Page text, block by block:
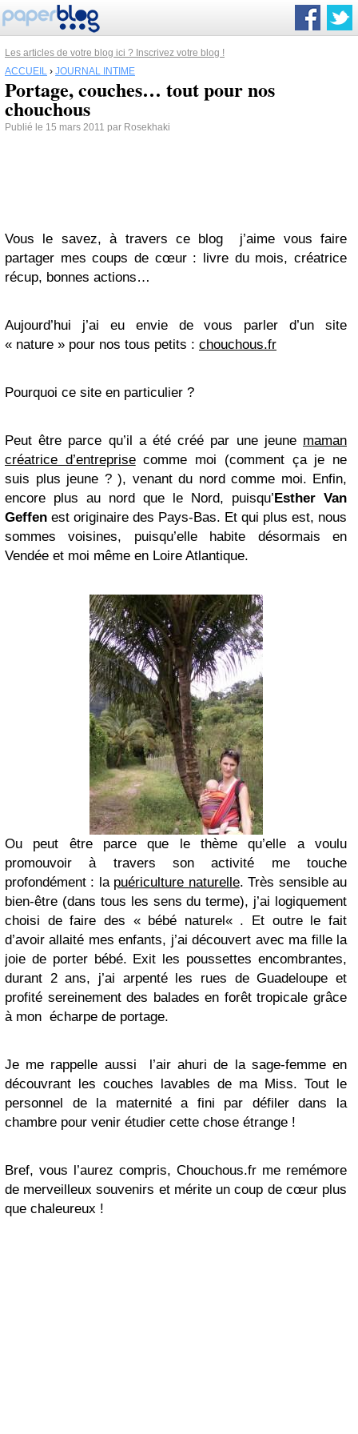
Les articles de votre blog ici ? Inscrivez votre blog !
ACCUEIL › JOURNAL INTIME
Portage, couches… tout pour nos
chouchous
Publié le 15 mars 2011 par Rosekhaki
Vous le savez, à travers ce blog j’aime vous faire
partager mes coups de cœur : livre du mois, créatrice
récup, bonnes actions…
Aujourd’hui j’ai eu envie de vous parler d’un site
« nature » pour nos tous petits : chouchous.fr
Pourquoi ce site en particulier ?
Peut être parce qu’il a été créé par une jeune maman
créatrice d’entreprisecomme moi (comment ça je ne
suis plus jeune ? ), venant du nord comme moi. Enfin,
encore plus au nord que le Nord, puisqu’Esther Van
Geffen est originaire des Pays-Bas. Et qui plus est, nous
sommes voisines, puisqu’elle habite désormais en
Vendée et moi même en Loire Atlantique.
Ou peut être parce que le thème qu’elle a voulu
promouvoir à travers son activité me touche
profondément : la puériculture naturelle. Très sensible au
bien-être (dans tous les sens du terme), j’ai logiquement
choisi de faire des « bébé naturel« . Et outre le fait
d’avoir allaité mes enfants, j’ai découvert avec ma fille la
joie de porter bébé. Exit les poussettes encombrantes,
durant 2 ans, j’ai arpenté les rues de Guadeloupe et
profité sereinement des balades en forêt tropicale grâce
à mon écharpe de portage.
Je me rappelle aussi l’air ahuri de la sage-femme en
découvrant les couches lavables de ma Miss. Tout le
personnel de la maternité a fini par défiler dans la
chambre pour venir étudier cette chose étrange !
Bref, vous l’aurez compris, Chouchous.fr me remémore
de merveilleux souvenirs et mérite un coup de cœur plus
que chaleureux !